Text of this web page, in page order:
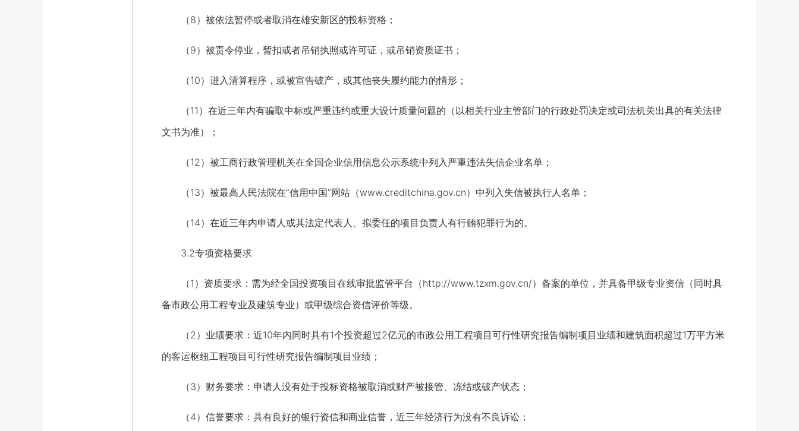
（8）被依法暂停或者取消在雄安新区的投标资格；
（9）被责令停业，暂扣或者吊销执照或许可证，或吊销资质证书；
（10）进入清算程序，或被宣告破产，或其他丧失履约能力的情形；
（11）在近三年内有骗取中标或严重违约或重大设计质量问题的（以相关行业主管部门的行政处罚决定或司法机关出具的有关法律
文书为准）；
（12）被工商行政管理机关在全国企业信用信息公示系统中列入严重违法失信企业名单；
（13）被最高人民法院在“信用中国”网站（www.creditchina.gov.cn）中列入失信被执行人名单；
（14）在近三年内申请人或其法定代表人、拟委任的项目负责人有行贿犯罪行为的。
3.2专项资格要求
（1）资质要求：需为经全国投资项目在线审批监管平台（http://www.tzxm.gov.cn/）备案的单位，并具备甲级专业资信（同时具
备市政公用工程专业及建筑专业）或甲级综合资信评价等级。
（2）业绩要求：近10年内同时具有1个投资超过2亿元的市政公用工程项目可行性研究报告编制项目业绩和建筑面积超过1万平方米
的客运枢纽工程项目可行性研究报告编制项目业绩；
（3）财务要求：申请人没有处于投标资格被取消或财产被接管、冻结或破产状态；
（4）信誉要求：具有良好的银行资信和商业信誉，近三年经济行为没有不良诉讼；